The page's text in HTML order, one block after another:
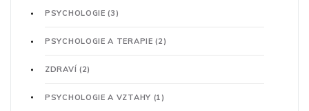
PSYCHOLOGIE(3)
PSYCHOLOGIE A TERAPIE(2)
ZDRAVÍ (2)
PSYCHOLOGIE A VZTAHY (1)